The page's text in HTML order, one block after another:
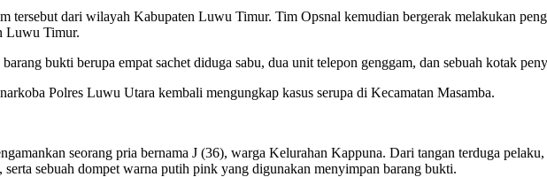
tersebut dari wilayah Kabupaten Luwu Timur. Tim Opsnal kemudian bergerak melakukan
Luwu Timur.
bukti berupa empat sachet diduga sabu, dua unit telepon genggam, dan sebuah kotak
Polres Luwu Utara kembali mengungkap kasus serupa di Kecamatan Masamba.
seorang pria bernama J (36), warga Kelurahan Kappuna. Dari tangan terduga
sebuah dompet warna putih pink yang digunakan menyimpan barang bukti.